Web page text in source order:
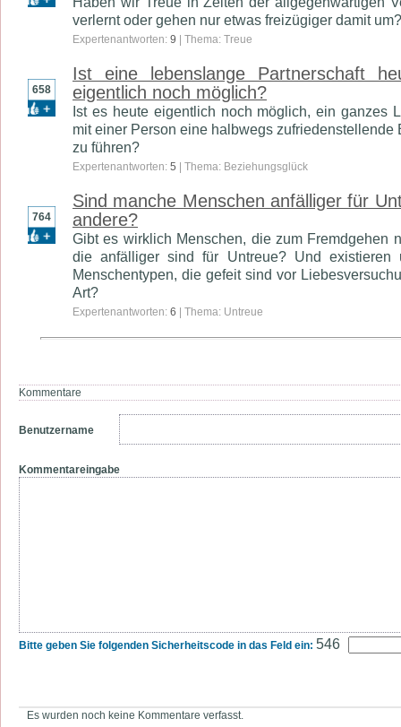
verlernt oder gehen nur etwas freizügiger damit um?
Expertenantworten: 9 | Thema: Treue
658
Ist eine lebenslange Partnerschaft
eigentlich noch möglich?
Ist es heute eigentlich noch möglich, ein ganzes
mit einer Person eine halbwegs zufriedenstellende
zu führen?
Expertenantworten: 5 | Thema: Beziehungsglück
764
Sind manche Menschen anfälliger für
andere?
Gibt es wirklich Menschen, die zum Fremdgehen
die anfälliger sind für Untreue? Und existieren
Menschentypen, die gefeit sind vor
Art?
Expertenantworten: 6 | Thema: Untreue
Kommentare
Benutzername
Kommentareingabe
Bitte geben Sie folgenden Sicherheitscode in das Feld ein: 546
Es wurden noch keine Kommentare verfasst.